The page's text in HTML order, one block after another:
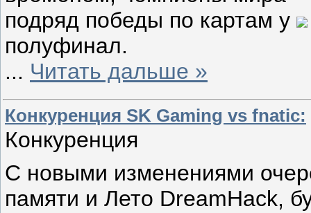
подряд победы по картам у
полуфинал.
... Читать дальше »
Конкуренция SK Gaming vs fnatic:
Конкуренция
С новыми изменениями
памяти и Лето DreamHack,